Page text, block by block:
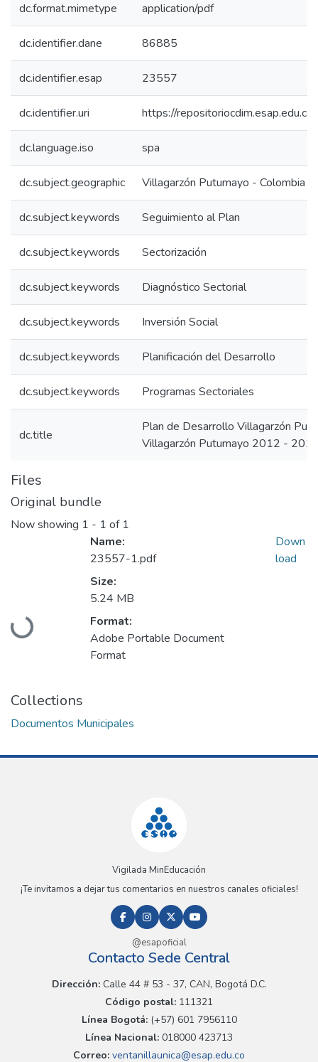
dc.format.mimetype application/pdf
dc.identifier.dane 86885
dc.identifier.esap 23557
dc.identifier.uri https://
dc.language.iso spa
dc.subject.geographic Villagarzón Putumayo - Colombia
dc.subject.keywords Seguimiento al Plan
dc.subject.keywords Sectorización
dc.subject.keywords Diagnóstico Sectorial
dc.subject.keywords Inversión Social
dc.subject.keywords Planificación del Desarrollo
dc.subject.keywords Programas Sectoriales
dc.title
Plan de Desarrollo Villagarzón
Villagarzón Putumayo 2012 -
Files
Original bundle
Now showing 1 - 1 of 1
Loading...
Name:
23557-1.pdf
Size:
5.24 MB
Format:
Adobe Portable Document
Format
Down
load
Collections
Documentos Municipales
Vigilada MinEducación
¡Te invitamos a dejar tus comentarios en nuestros canales oficiales!
@esapoficial
Contacto Sede Central
Dirección:Calle 44 # 53 - 37, CAN, Bogotá D.C.
Código postal: 111321
Línea Bogotá:(+57) 601 7956110
Línea Nacional: 018000 423713
Correo: ventanillaunica@esap.edu.co